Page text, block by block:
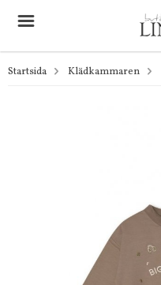
Startsida Klädkammaren